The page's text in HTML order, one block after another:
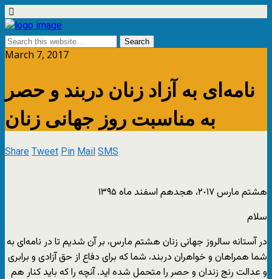
March 7, 2017
نامه‌اى به آزاد زنان دربند و حصر
به مناسبت روز جهانی زنان
ShareTweetPinMailSMS
هشتم مارس ٢٠١٧، هجدهم اسفند ماه ١٣٩۵
سلام
در آستانه سالروز جهانی زنان هشتم مارس، بر آن شدیم تا در نامه‌ای به
شما همراهان و خواهران دربند، شما که براى دفاع از حق آزادى و برابرى
و عدالت رنج زندان و حصر را متحمل شده اید. آنچه را که باید کنار هم